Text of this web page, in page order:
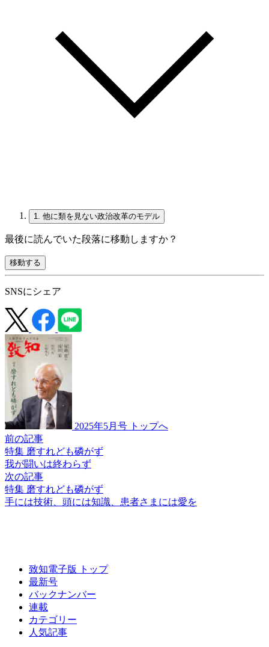
1. 他に類を見ない政治改革のモデル
最後に読んでいた段落に移動しますか？
移動する
SNSにシェア
2025年5月号 トップへ
前の記事
特集 磨すれども磷がず
我が闘いは終わらず
次の記事
特集 磨すれども磷がず
手には技術、 頭には知識、 患者さまには愛を
致知電子版 トップ
最新号
バックナンバー
連載
カテゴリー
人気記事